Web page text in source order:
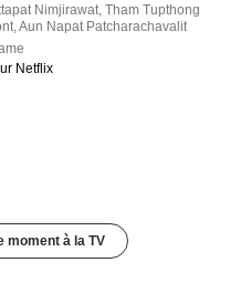
Nimjirawat ,Tham Tupthong
,Aun Napat Patcharachavalit
Netflix
moment à la TV